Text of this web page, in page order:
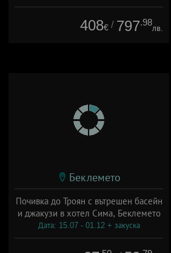
408€ / 797.98
лв.
Беклемето
Почивка до Троян с вътрешен басейн
и джакузи в хотел Сима, Беклемето
Дата: 15.07 - 01.12 + закуска